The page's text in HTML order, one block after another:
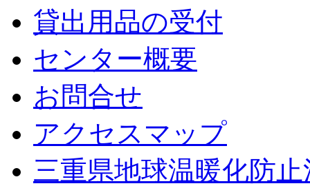
貸出用品の受付
センター概要
お問合せ
アクセスマップ
三重県地球温暖化防